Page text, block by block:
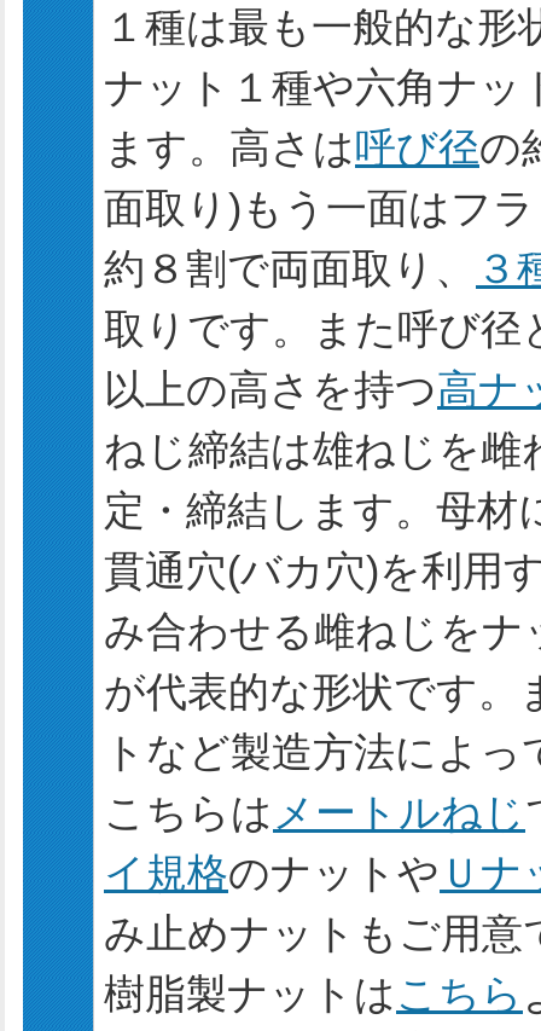
１種は最も一般的な
ナット１種や六角ナ
ます。高さは呼び径の
面取り)もう一面はフ
約８割で両面取り、
３
取りです。また呼び径
以上の高さを持つ高ナ
ねじ締結は雄ねじを雌
定・締結します。母
貫通穴(バカ穴)を利用
み合わせる雌ねじを
が代表的な形状です。
トなど製造方法によ
こちらは メートルねじ
イ規格のナットや Ｕナ
み止めナットもご用意
樹脂製ナットは こちら